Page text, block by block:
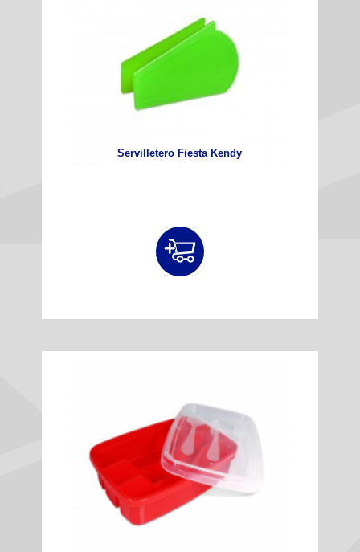
Servilletero Fiesta Kendy